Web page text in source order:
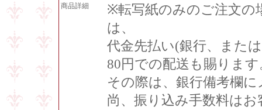
商品詳細
※転写紙のみのご注文の
は、
代金先払い(銀行、また
80円での配送も賜ります
その際は、銀行備考欄
尚、振り込み手数料は